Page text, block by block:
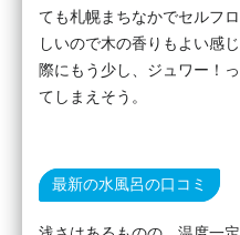
ても札幌まちなかでセルフ
しいので木の香りもよい感
際にもう少し、ジュワー！
てしまえそう。
最新の水風呂の口コミ